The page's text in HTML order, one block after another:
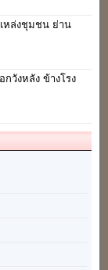
หล่งชุมชน ย่าน
วังหลัง ข้างโรง